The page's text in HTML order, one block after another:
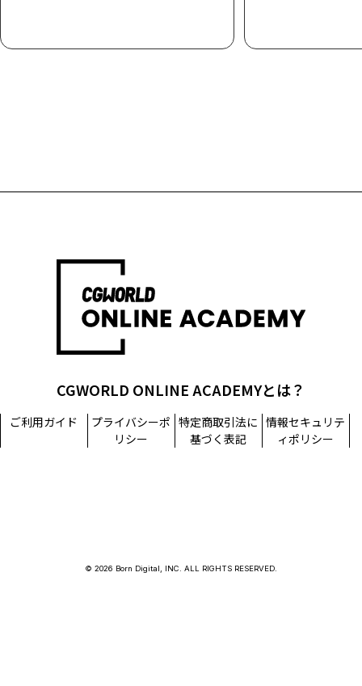
CGWORLD ONLINE ACADEMYとは？
ご利用ガイド
プライバシーポ
リシー
特定商取引法に
基づく表記
情報セキュリテ
ィポリシー
© 2026 Born Digital, INC. ALL RIGHTS RESERVED.